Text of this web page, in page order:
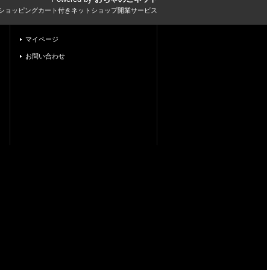
ョッピングカート付きネットショップ開業サービス
マイページ
お問い合わせ